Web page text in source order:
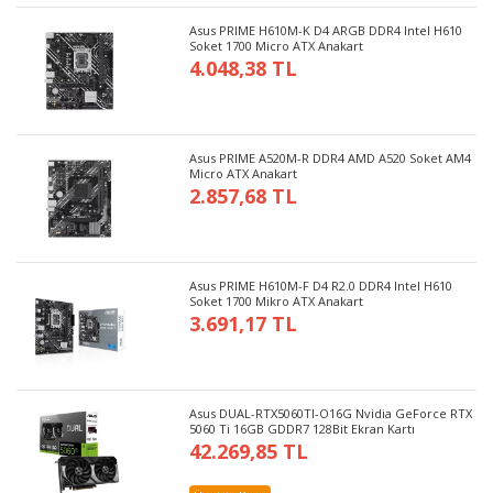
Asus PRIME H610M-K D4 ARGB DDR4 Intel H610
Soket 1700 Micro ATX Anakart
4.048,38 TL
Asus PRIME A520M-R DDR4 AMD A520 Soket AM4
Micro ATX Anakart
2.857,68 TL
Asus PRIME H610M-F D4 R2.0 DDR4 Intel H610
Soket 1700 Mikro ATX Anakart
3.691,17 TL
Asus DUAL-RTX5060TI-O16G Nvidia GeForce RTX
5060 Ti 16GB GDDR7 128Bit Ekran Kartı
42.269,85 TL